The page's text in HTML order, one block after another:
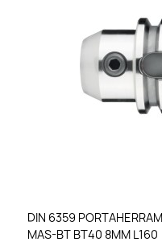
DIN 6359
MAS-BT BT40 8MM L160